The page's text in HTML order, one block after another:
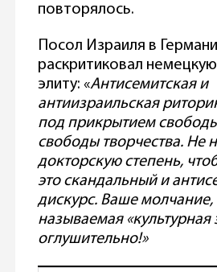
повторялось.
Посол Израиля в
раскритиковал
элиту: «Антисемитская и
антиизраильская
под прикрытием
свободы творчества. Не
докторскую степень,
это скандальный и
дискурс. Ваше молчание,
называемая «культурная
оглушительно!»